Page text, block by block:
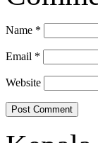
Name *
Email *
Website